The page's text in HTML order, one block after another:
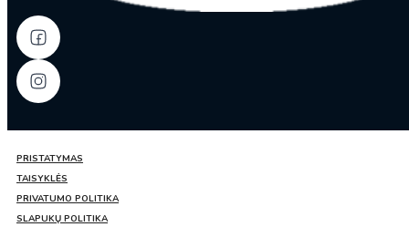
PRISTATYMAS
TAISYKLĖS
PRIVATUMO POLITIKA
SLAPUKŲ POLITIKA